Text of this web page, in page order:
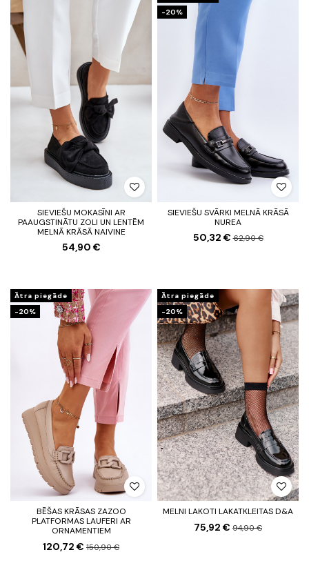
SIEVIEŠU MOKASĪNI AR
PAAUGSTINĀTU ZOLI UN LENTĒM
MELNĀ KRĀSĀ NAIVINE
54,90 €
-20%
SIEVIEŠU SVĀRKI MELNĀ KRĀSĀ
NUREA
50,32 €62,90 €
Ātra piegāde
-20%
BĒŠAS KRĀSAS ZAZOO
PLATFORMAS LAUFERI AR
ORNAMENTIEM
120,72 € 150,90 €
Ātra piegāde
-20%
MELNI LAKOTI LAKATKLEITAS D&A
75,92 € 94,90 €